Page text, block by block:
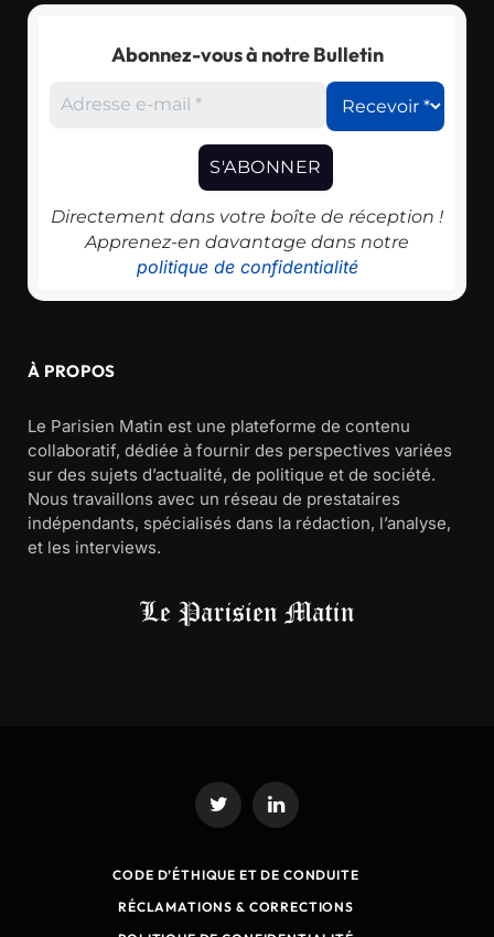
Abonnez-vous à notre Bulletin
Directement dans votre boîte de réception !
Apprenez-en davantage dans notre
politique de confidentialité
À PROPOS
Le Parisien Matin est une plateforme de contenu
collaboratif, dédiée à fournir des perspectives variées
sur des sujets d’actualité, de politique et de société.
Nous travaillons avec un réseau de prestataires
indépendants, spécialisés dans la rédaction, l’analyse,
et les interviews.
Twitter LinkedIn
CODE D’ÉTHIQUE ET DE CONDUITE
RÉCLAMATIONS & CORRECTIONS